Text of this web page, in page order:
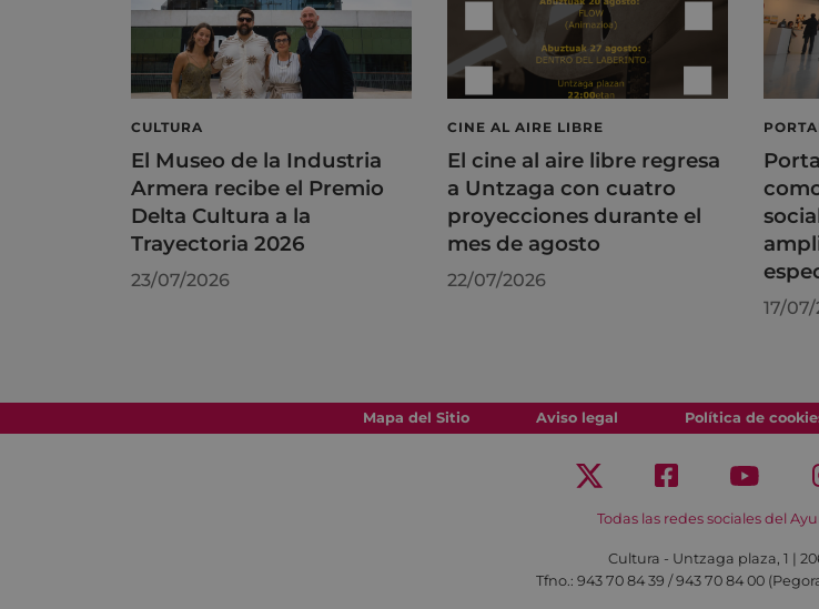
CULTURA
El Museo de la Industria
Armera recibe el Premio
Delta Cultura a la
Trayectoria 2026
23/07/2026
CINE AL AIRE LIBRE
El cine al aire libre regresa
a Untzaga con cuatro
proyecciones durante el
mes de agosto
22/07/2026
17/
Mapa del Sitio Aviso legal Política de
Todas las redes sociales del
Cultura - Untzaga plaza, 1 |
Tfno.: 943 70 84 39 / 943 70 84 00